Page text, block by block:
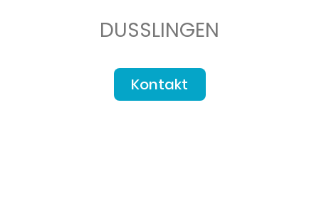
DUSSLINGEN
Kontakt